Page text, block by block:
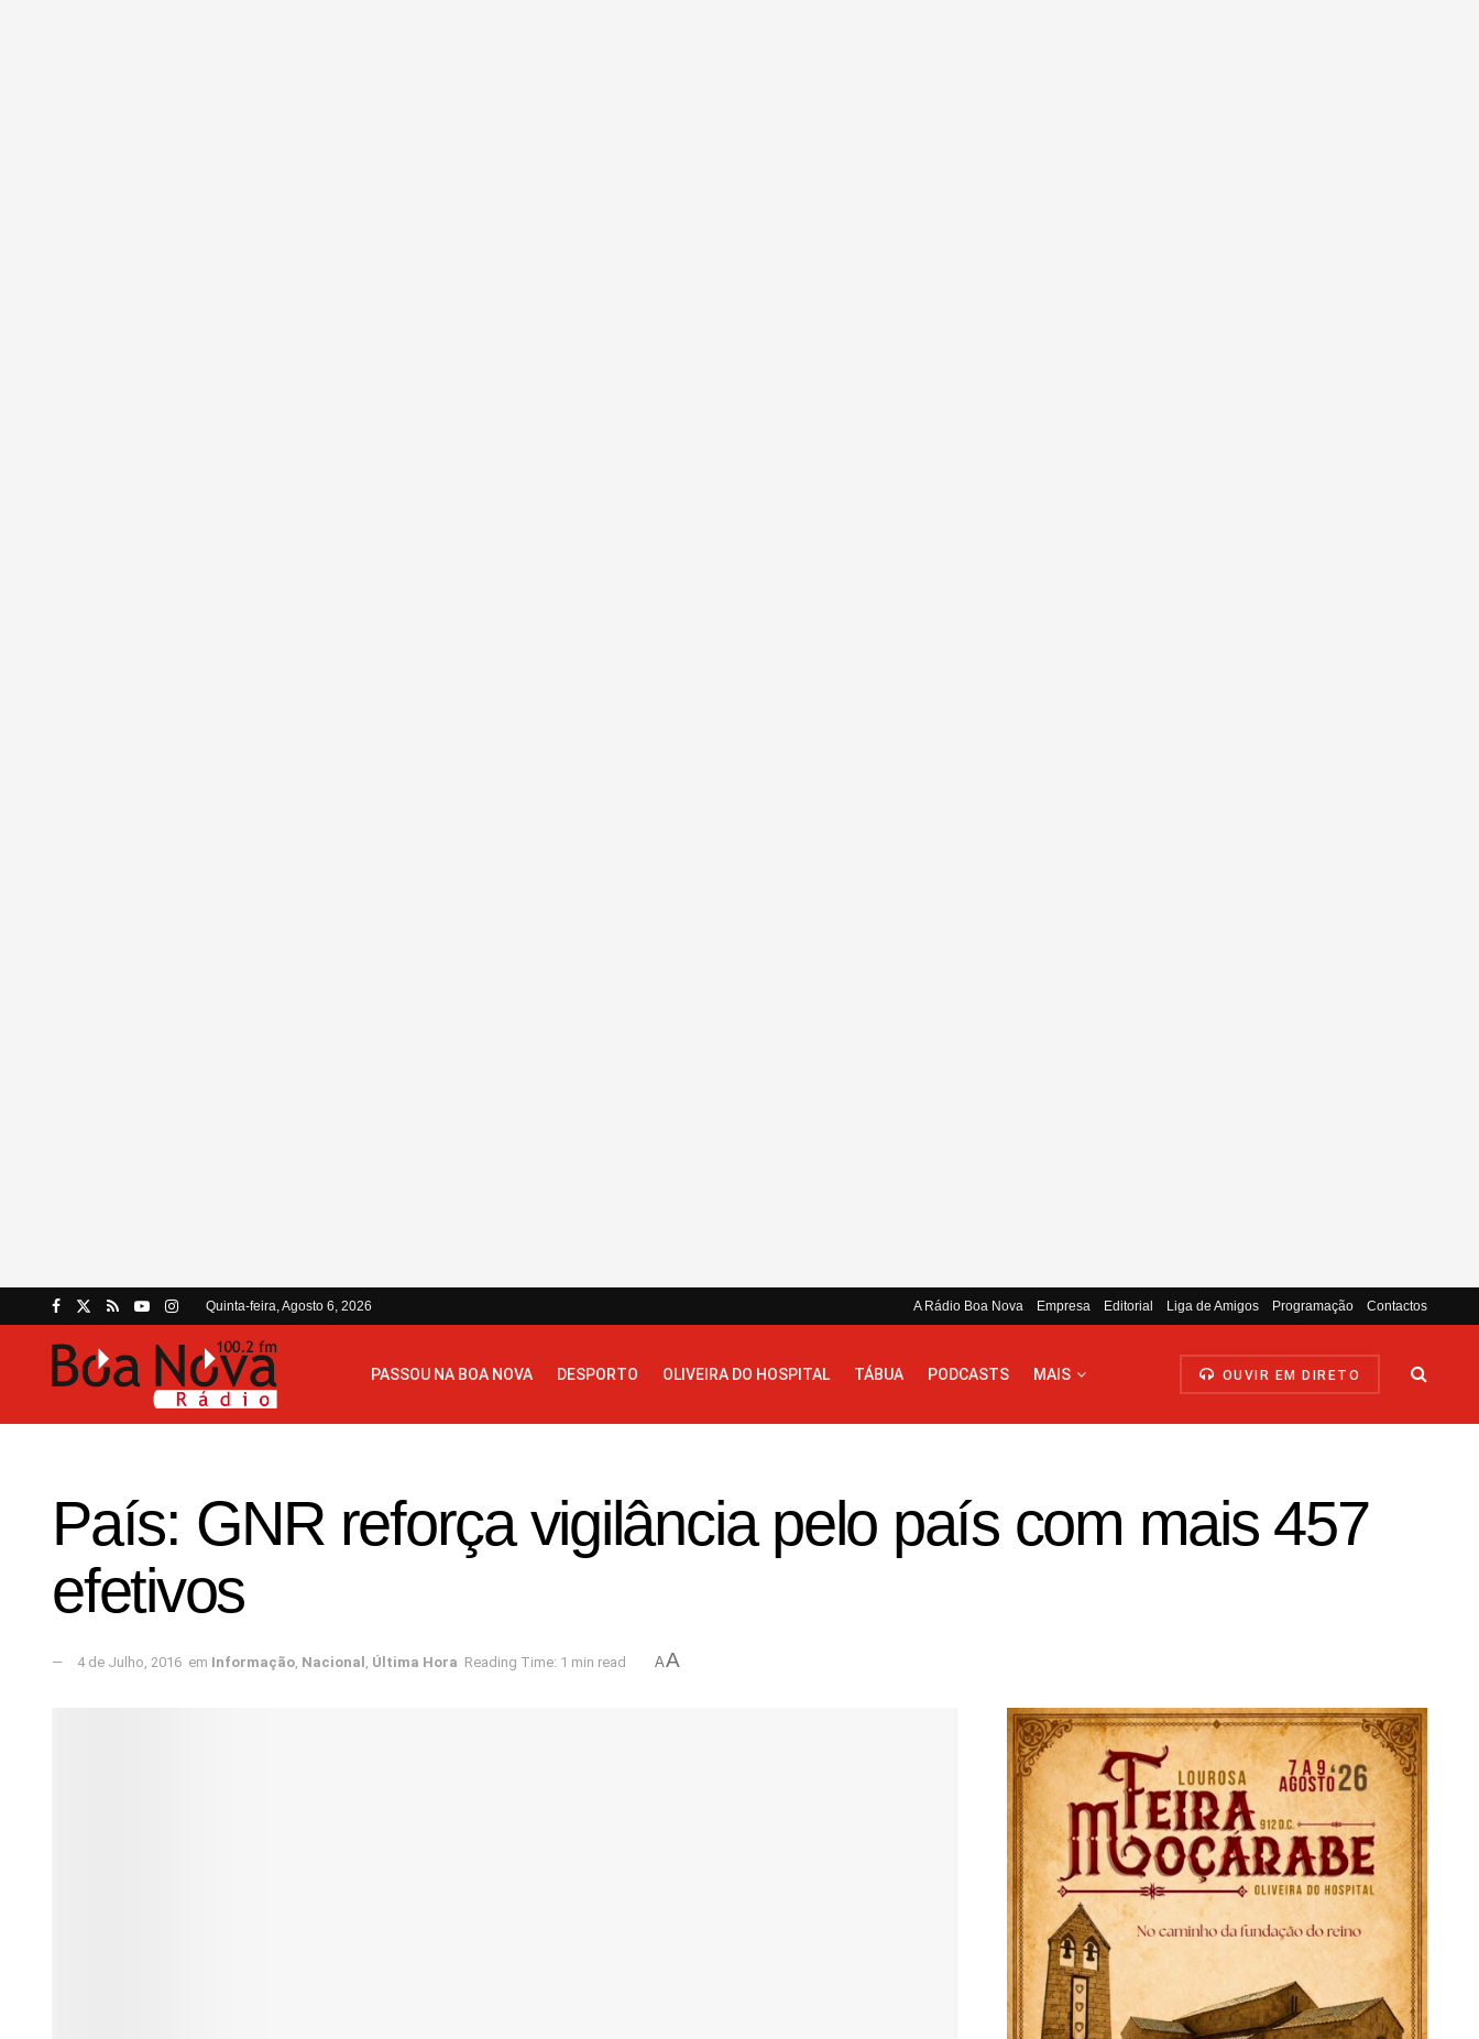
Quinta-feira, Agosto 6, 2026 A Rádio Boa Nova Empresa Editorial Liga de Amigos Programação Contactos
PASSOU NA BOA NOVA DESPORTO OLIVEIRA DO HOSPITAL TÁBUA PODCASTS MAIS OUVIR EM DIRETO
País: GNR reforça vigilância pelo país com mais 457
efetivos
4 de Julho, 2016 em Informação, Nacional , Última Hora Reading Time: 1 min read AA